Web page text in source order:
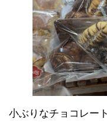
小ぶりなチョコレー